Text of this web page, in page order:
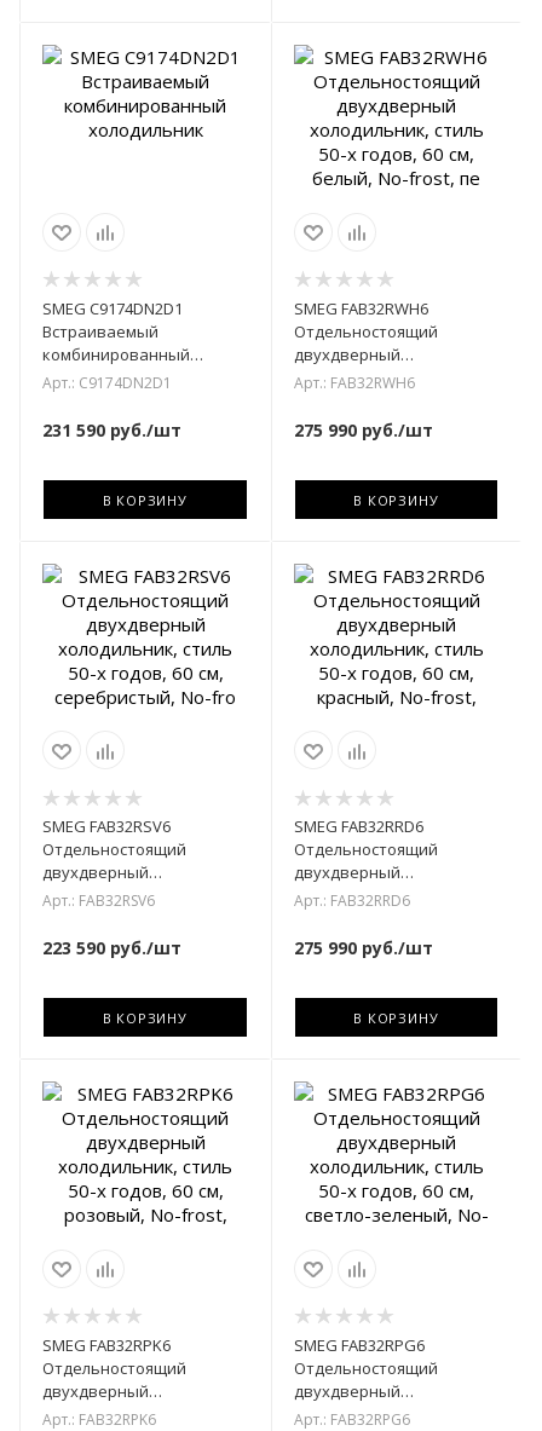
SMEG C9174DN2D1
Встраиваемый
комбинированный
холодильник
Арт.: C9174DN2D1
231 590 руб./шт
В КОРЗИНУ
SMEG FAB32RWH6
Отдельностоящий
двухдверный
холодильник, стиль 50-х
frost, пе
Арт.: FAB32RWH6
275 990руб./шт
В КОРЗИНУ
SMEG FAB32RSV6
Отдельностоящий
двухдверный
холодильник, стиль 50-х
No-fro
Арт.: FAB32RSV6
223 590 руб./шт
В КОРЗИНУ
SMEG FAB32RRD6
Отдельностоящий
двухдверный
холодильник, стиль 50-х
frost,
Арт.: FAB32RRD6
275 990руб./шт
В КОРЗИНУ
SMEG FAB32RPK6
Отдельностоящий
двухдверный
холодильник, стиль 50-х
Арт.: FAB32RPK6
SMEG FAB32RPG6
Отдельностоящий
двухдверный
холодильник, стиль 50-х
Арт.: FAB32RPG6